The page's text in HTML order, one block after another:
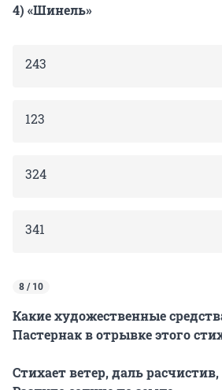
4) «Шинель»
243
123
324
341
8 / 10
Какие художественные
Пастернак в отрывке этого
Стихает ветер, даль расчистив,